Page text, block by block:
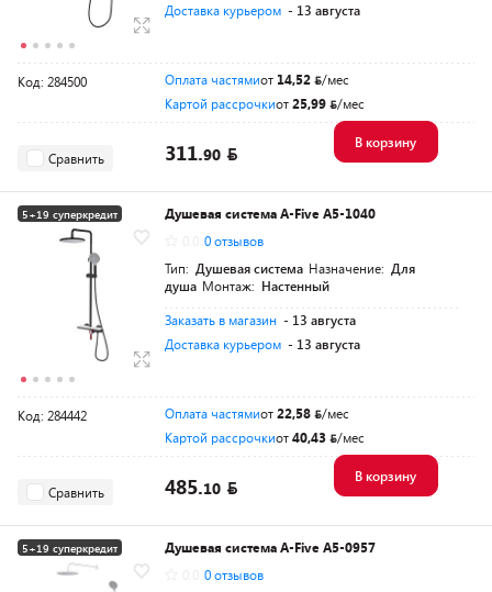
Доставка курьером - 13 августа
Код: 284500 Оплата частямиот 14,52
/мес
Картой рассрочкиот25,99 /мес
Сравнить 311.90
В корзину
5+19 суперкредит
Разумная цена
Душевая система A-Five A5-1040
0 отзывов
Тип: Душевая система Назначение: Для
душа Монтаж: Настенный
Заказать в магазин - 13 августа
Доставка курьером - 13 августа
Код: 284442 Оплата частямиот22,58
/мес
Картой рассрочкиот40,43 /мес
Сравнить 485.10
В корзину
5+19 суперкредит
Разумная цена
Душевая система A-Five A5-0957
0 отзывов